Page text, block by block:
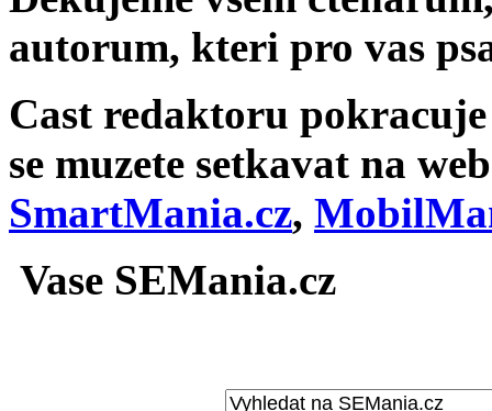
autorum, kteri pro vas
Cast redaktoru
se muzete setkavat na
SmartMania.cz,
Vase SEMania.cz